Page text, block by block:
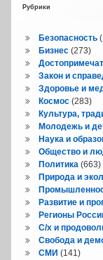
Рубрики
Безопасность
Бизнес(273)
Закон и
Здоровье и
Космос(283)
Культура,
Молодежь и
Наука и
Общество и
Политика(663)
Природа и
Развитие и
Регионы
С/х и
Свобода и
СМИ (141)